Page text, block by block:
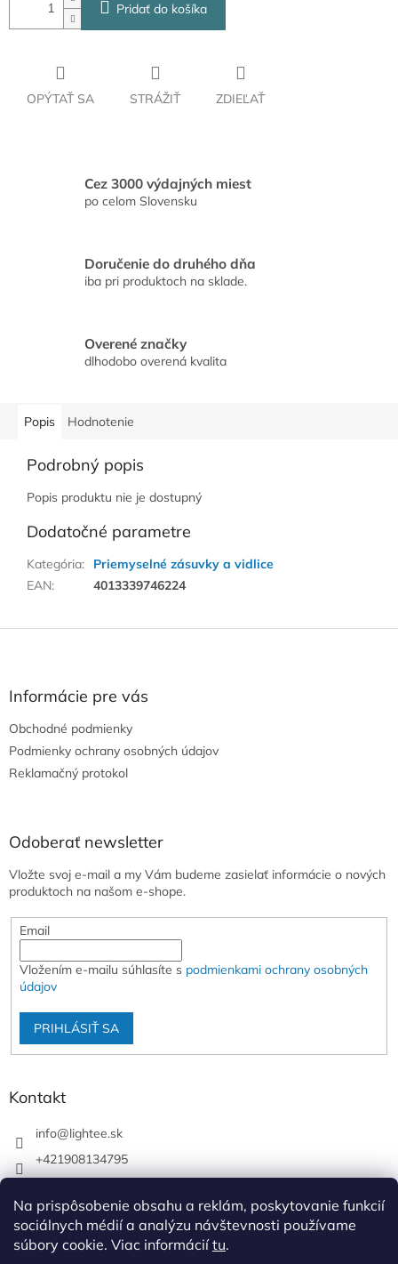
Na prispôsobenie obsahu a reklám, poskytovanie funkcií
sociálnych médií a analýzu návštevnosti používame
súbory cookie. Viac informáciítu.
Pridať do košíka
OPÝTAŤ SA STRÁŽIŤ ZDIEĽAŤ
Cez 3000 výdajných miest
po celom Slovensku
Doručenie do druhého dňa
iba pri produktoch na sklade.
Overené značky
dlhodobo overená kvalita
Popis Hodnotenie
Podrobný popis
Popis produktu nie je dostupný
Dodatočné parametre
Kategória:
Priemyselné zásuvky a vidlice
EAN: 4013339746224
Informácie pre vás
Obchodné podmienky
Podmienky ochrany osobných údajov
Reklamačný protokol
Odoberať newsletter
Vložte svoj e-mail a my Vám budeme zasielať informácie o nových
produktoch na našom e-shope.
Email
Vložením e-mailu súhlasíte s podmienkami ochrany osobných
údajov
PRIHLÁSIŤ SA
Kontakt
info@lightee.sk
+421908134795
lightee.sk